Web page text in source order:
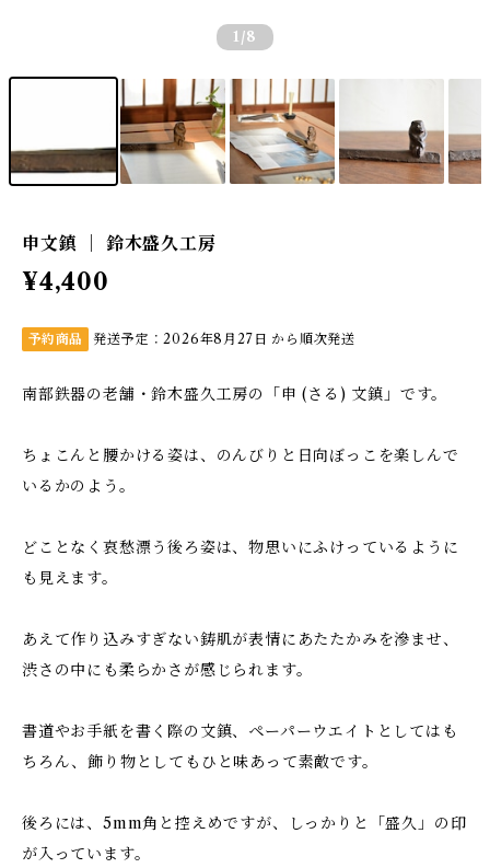
1 /8
申文鎮 ｜ 鈴木盛久工房
¥4,400
予約商品 発送予定：2026年8月27日 から順次発送
南部鉄器の老舗・鈴木盛久工房の「申 (さる) 文鎮」です。
ちょこんと腰かける姿は、のんびりと日向ぼっこを楽しんで
いるかのよう。
どことなく哀愁漂う後ろ姿は、物思いにふけっているように
も見えます。
あえて作り込みすぎない鋳肌が表情にあたたかみを滲ませ、
渋さの中にも柔らかさが感じられます。
書道やお手紙を書く際の文鎮、ペーパーウエイトとしてはも
ちろん、飾り物としてもひと味あって素敵です。
後ろには、5mm角と控えめですが、しっかりと「盛久」の印
が入っています。